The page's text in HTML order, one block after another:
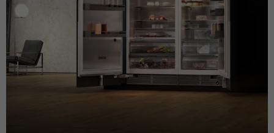
Web angezeigt wird.
Name NID / SID
Anbieter Google Analytics